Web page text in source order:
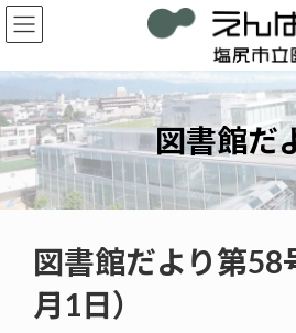
コ
ン
ン
ツ
へ
ス
キ
ッ
プ
ナ
ビ
ー
シ
ョ
ン
に
移
動
図書館だ
図書館だより第58
月1日）